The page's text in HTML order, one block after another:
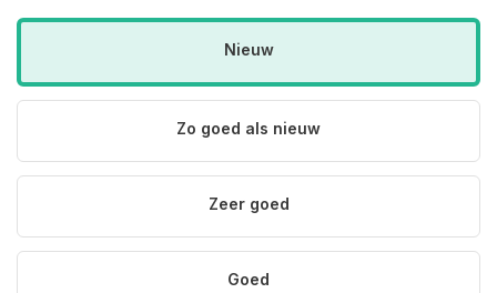
Nieuw
Zo goed als nieuw
Zeer goed
Goed